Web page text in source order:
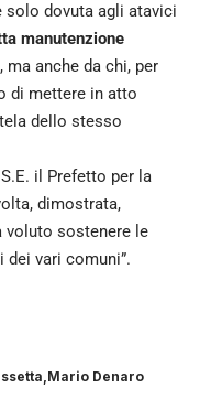
solo dovuta agli atavici
manutenzione
, ma anche da chi, per
di mettere in atto
dello stesso
il Prefetto per la
dimostrata,
voluto sostenere le
dei vari comuni”.
Mario Denaro